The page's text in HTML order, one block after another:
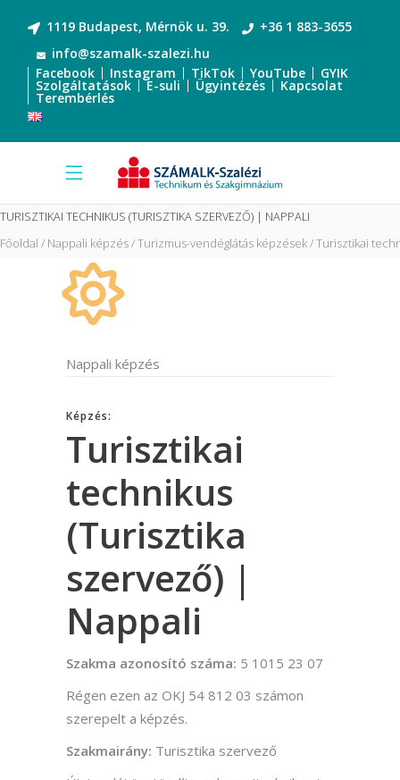
1119 Budapest, Mérnök u. 39.
+36 1 883-3655
info@szamalk-szalezi.hu
Facebook
Instagram TikTok YouTube GYIK
Szolgáltatások E-suli Ügyintézés Kapcsolat
Terembérlés
TURISZTIKAI TECHNIKUS (TURISZTIKA SZERVEZŐ) | NAPPALI
Főoldal Nappali képzés Turizmus-vendéglátás képzések Turisztikai
Nappali képzés
Képzés:
Turisztikai
technikus
(Turisztika
szervező) |
Nappali
Szakma azonosító száma: 5 1015 23 07
Régen ezen az OKJ 54 812 03 számon
szerepelt a képzés.
Szakmairány: Turisztika szervező